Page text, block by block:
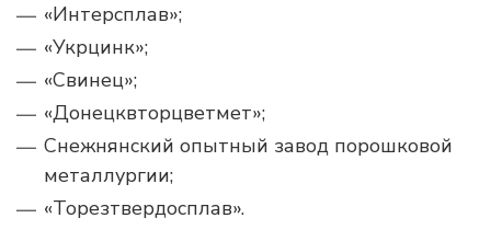
«Интерсплав»;
«Укрцинк»;
«Свинец»;
«Донецквторцветмет»;
Снежнянский опытный завод порошковой
металлургии;
«Торезтвердосплав».